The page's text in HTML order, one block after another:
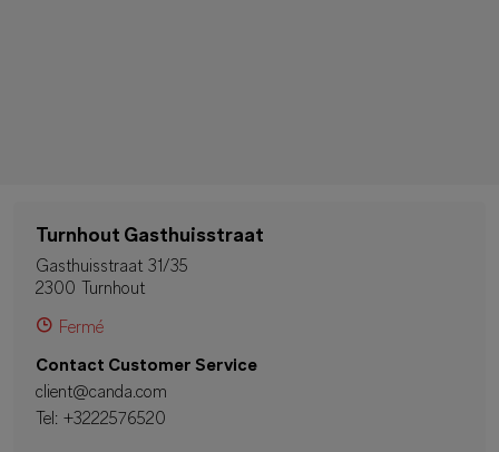
Turnhout Gasthuisstraat
Gasthuisstraat 31/35
2300 Turnhout
Fermé
Contact Customer Service
client@canda.com
Tel: +3222576520